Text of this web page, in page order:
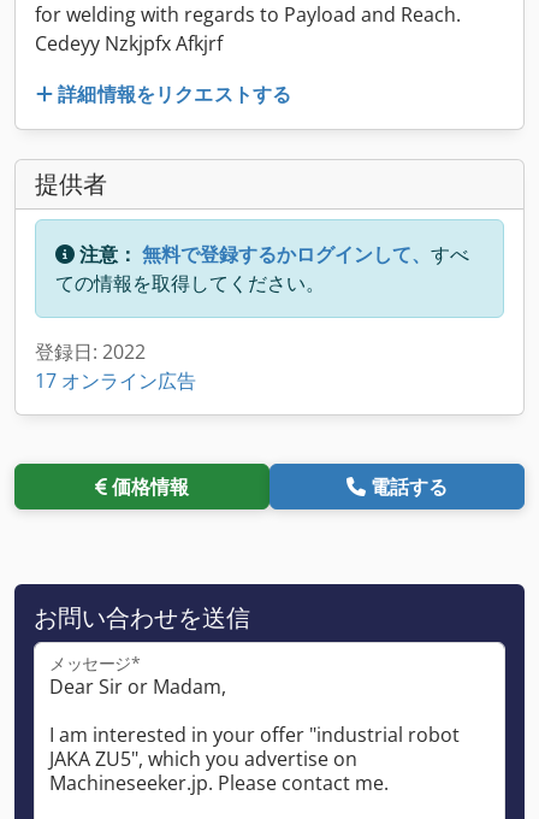
for welding with regards to Payload and Reach.
Cedeyy Nzkjpfx Afkjrf
詳細情報をリクエストする
提供者
注意： 無料で登録するかログインして、 すべ
ての情報を取得してください。
登録日: 2022
17 オンライン広告
価格情報 電話する
お問い合わせを送信
メッセージ*